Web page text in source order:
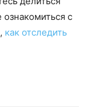
с
как отследить